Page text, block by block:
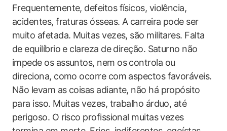
Frequentemente, defeitos físicos, violência,
acidentes, fraturas ósseas. A carreira pode ser
muito afetada. Muitas vezes, são militares. Falta
de equilíbrio e clareza de direção. Saturno não
impede os assuntos, nem os controla ou
direciona, como ocorre com aspectos favoráveis.
Não levam as coisas adiante, não há propósito
para isso. Muitas vezes, trabalho árduo, até
perigoso. O risco profissional muitas vezes